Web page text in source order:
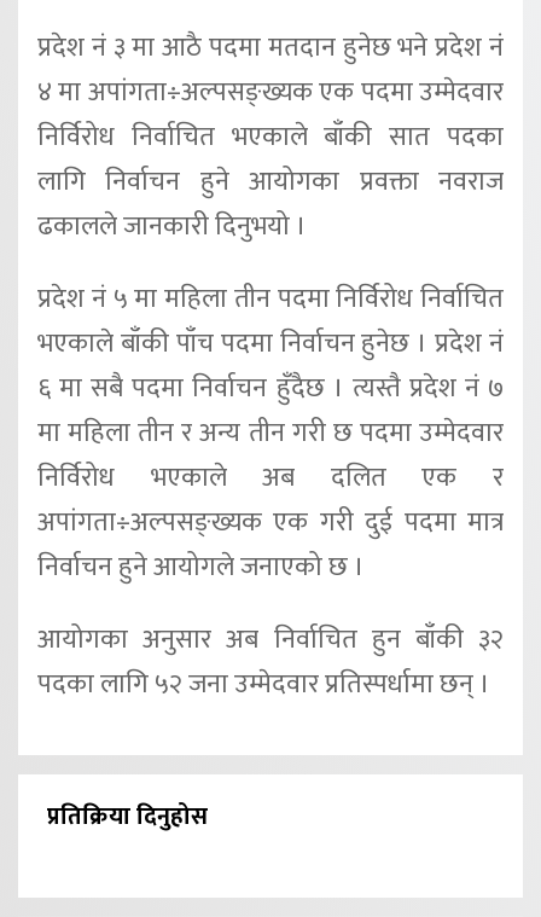
प्रदेश नं ३ मा आठै पदमा मतदान हुनेछ भने प्रदेश नं
४ मा अपांगता÷अल्पसङ्ख्यक एक पदमा उम्मेदवार
निर्विरोध निर्वाचित भएकाले बाँकी सात पदका
लागि निर्वाचन हुने आयोगका प्रवक्ता नवराज
ढकालले जानकारी दिनुभयो ।
प्रदेश नं ५ मा महिला तीन पदमा निर्विरोध निर्वाचित
भएकाले बाँकी पाँच पदमा निर्वाचन हुनेछ । प्रदेश नं
६ मा सबै पदमा निर्वाचन हुँदैछ । त्यस्तै प्रदेश नं ७
मा महिला तीन र अन्य तीन गरी छ पदमा उम्मेदवार
निर्विरोध भएकाले अब दलित एक र
अपांगता÷अल्पसङ्ख्यक एक गरी दुई पदमा मात्र
निर्वाचन हुने आयोगले जनाएको छ ।
आयोगका अनुसार अब निर्वाचित हुन बाँकी ३२
पदका लागि ५२ जना उम्मेदवार प्रतिस्पर्धामा छन् ।
प्रतिक्रिया दिनुहोस